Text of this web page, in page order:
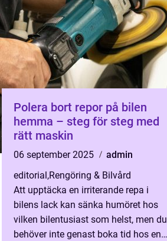
Polera bort repor på bilen
hemma – steg för steg med
rätt maskin
06 september 2025
admin
editorial,Rengöring & Bilvård
Att upptäcka en irriterande repa i
bilens lack kan sänka humöret hos
vilken bilentusiast som helst, men du
behöver inte genast boka tid hos en